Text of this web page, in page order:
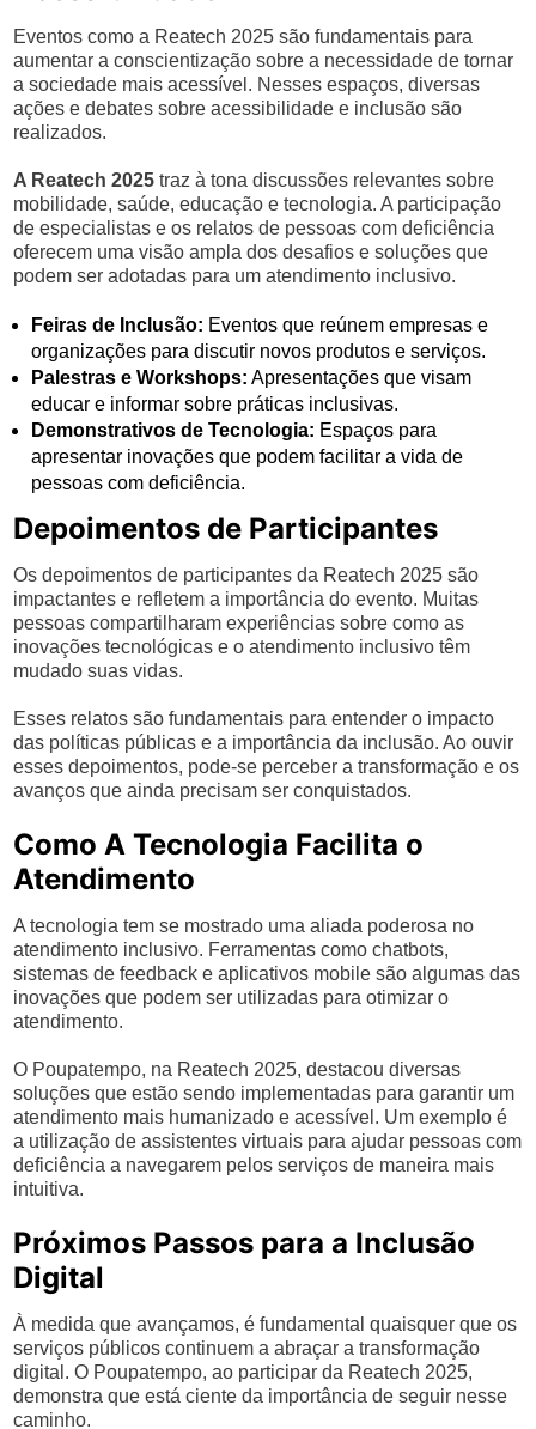
Eventos como a Reatech 2025 são fundamentais para
aumentar a conscientização sobre a necessidade de tornar
a sociedade mais acessível. Nesses espaços, diversas
ações e debates sobre acessibilidade e inclusão são
realizados.
A Reatech 2025 traz à tona discussões relevantes sobre
mobilidade, saúde, educação e tecnologia. A participação
de especialistas e os relatos de pessoas com deficiência
oferecem uma visão ampla dos desafios e soluções que
podem ser adotadas para um atendimento inclusivo.
Feiras de Inclusão: Eventos que reúnem empresas e
organizações para discutir novos produtos e serviços.
Palestras e Workshops: Apresentações que visam
educar e informar sobre práticas inclusivas.
Demonstrativos de Tecnologia: Espaços para
apresentar inovações que podem facilitar a vida de
pessoas com deficiência.
Depoimentos de Participantes
Os depoimentos de participantes da Reatech 2025 são
impactantes e refletem a importância do evento. Muitas
pessoas compartilharam experiências sobre como as
inovações tecnológicas e o atendimento inclusivo têm
mudado suas vidas.
Esses relatos são fundamentais para entender o impacto
das políticas públicas e a importância da inclusão. Ao ouvir
esses depoimentos, pode-se perceber a transformação e os
avanços que ainda precisam ser conquistados.
Como A Tecnologia Facilita o
Atendimento
A tecnologia tem se mostrado uma aliada poderosa no
atendimento inclusivo. Ferramentas como chatbots,
sistemas de feedback e aplicativos mobile são algumas das
inovações que podem ser utilizadas para otimizar o
atendimento.
O Poupatempo, na Reatech 2025, destacou diversas
soluções que estão sendo implementadas para garantir um
atendimento mais humanizado e acessível. Um exemplo é
a utilização de assistentes virtuais para ajudar pessoas com
deficiência a navegarem pelos serviços de maneira mais
intuitiva.
Próximos Passos para a Inclusão
Digital
À medida que avançamos, é fundamental quaisquer que os
serviços públicos continuem a abraçar a transformação
digital. O Poupatempo, ao participar da Reatech 2025,
demonstra que está ciente da importância de seguir nesse
caminho.